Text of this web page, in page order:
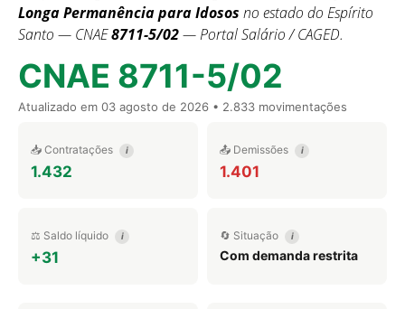
Longa Permanência para Idosos no estado do Espírito
Santo — CNAE8711-5/02— Portal Salário / CAGED.
CNAE 8711-5/02
Atualizado em 03 agosto de 2026 • 2.833 movimentações
📥 Contratações i
1.432
📤 Demissões i
1.401
⚖️ Saldo líquido i
+31
🔄 Situação i
Com demanda restrita